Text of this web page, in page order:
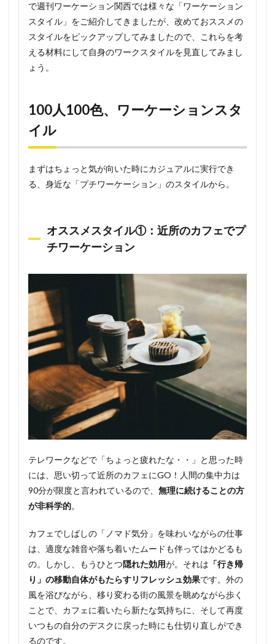
で週刊ワーケーション関西では様々な「ワーケーション
スタイル」をご紹介してきましたが、改めておススメの
スタイルをピックアップしてみましたので、これらを考
える材料にして自身のワークスタイルを見直してみまし
ょう。
100人100色、ワーケーションスタ
イル
まずはちょっと気が向いた時にカジュアルに実行でき
る、身近な「プチワーケーション」のスタイルから。
オススメスタイル①：近所のカフェでプ
チワーケーション
テレワークなどで「ちょっと疲れたな・・」と思った時
には、思い切って近所のカフェにGO！人間の集中力は
90分が限度と言われているので、 無理に続けることの方
が非科学的。
カフェでしばしの「ノマド気分」を味わいながらの仕事
は、適度な雑音や落ち着いたムードも伴ってはかどるも
の。しかし、もうひとつ隠れた効用が。それは 「行き帰
り」の移動自体がもたらすリフレッシュ効果です。外の
風を浴びながら、移り変わる街の風景を眺めながら歩く
ことで、カフェに着いたら新たな気持ちに、そして再度
いつもの自分のデスクに戻った時にも仕切り直しができ
るのです。